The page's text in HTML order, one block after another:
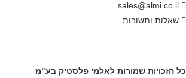
sales@almi.co.il
שאלות ותשובות
כל הזכויות שמורות לאלמי פלסטיק בע"מ